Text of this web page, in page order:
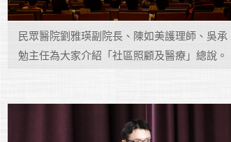
民眾醫院劉雅瑛副院長、陳如美護理師、吳承
勉主任為大家介紹「社區照顧及醫療」總說。